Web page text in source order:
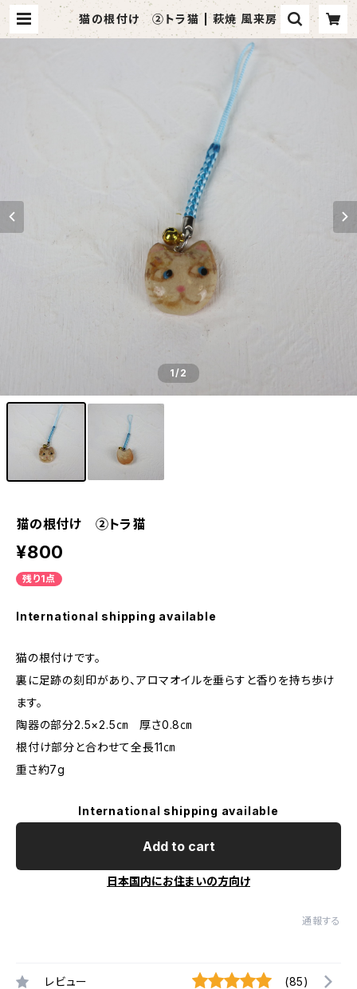
猫の根付け ②トラ猫 | 萩焼 風来房
1/2
猫の根付け ②トラ猫
¥800
残り1点
International shipping available
猫の根付けです。
裏に足跡の刻印があり、アロマオイルを垂らすと香りを持ち歩け
ます。
陶器の部分2.5×2.5㎝ 厚さ0.8㎝
根付け部分と合わせて全長11㎝
重さ約7g
International shipping available
Add to cart
日本国内にお住まいの方向け
通報する
レビュー (85)